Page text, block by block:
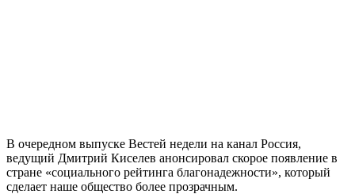
В очередном выпуске Вестей недели на канал Россия,
ведущий Дмитрий Киселев анонсировал скорое появление в
стране «социального рейтинга благонадежности», который
сделает наше общество более прозрачным.